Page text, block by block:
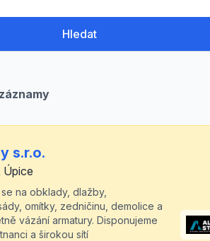
Hledat
s.r.o.
Úpice
na obklady, dlažby,
omítky, zedničinu, demolice a
vázání armatury. Disponujeme
a širokou sítí